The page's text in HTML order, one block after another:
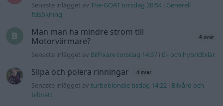
Senaste inlägget avThe-GOAT torsdag 20:54 i Generell
felsökning
Man man ha mindre ström till
Motorvärmare?
4 svar
Senaste inlägget av BilFixare torsdag 14:37 i El- och hybridbilar
Slipa och polera rinningar 4 svar
Senaste inlägget avturboblondie tisdag 14:22 i Bilvård och
biltvätt